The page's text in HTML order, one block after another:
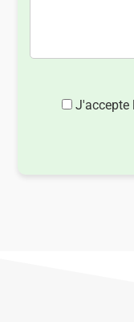
J'accepte